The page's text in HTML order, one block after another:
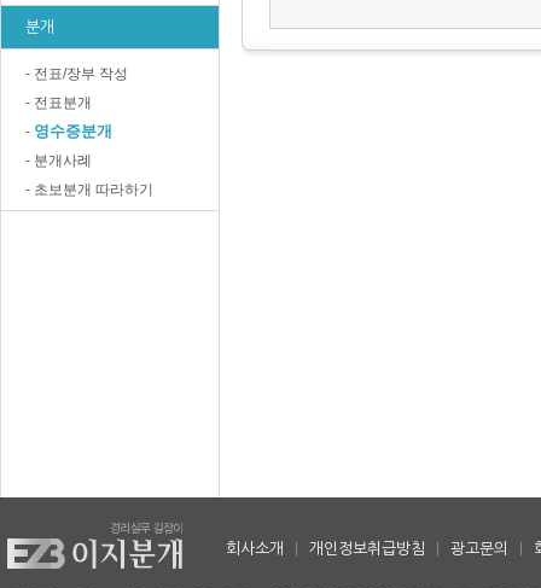
분개
- 전표/장부 작성
- 전표분개
- 영수증분개
- 분개사례
- 초보분개 따라하기
회사소개 개인정보취급방침 광고문의